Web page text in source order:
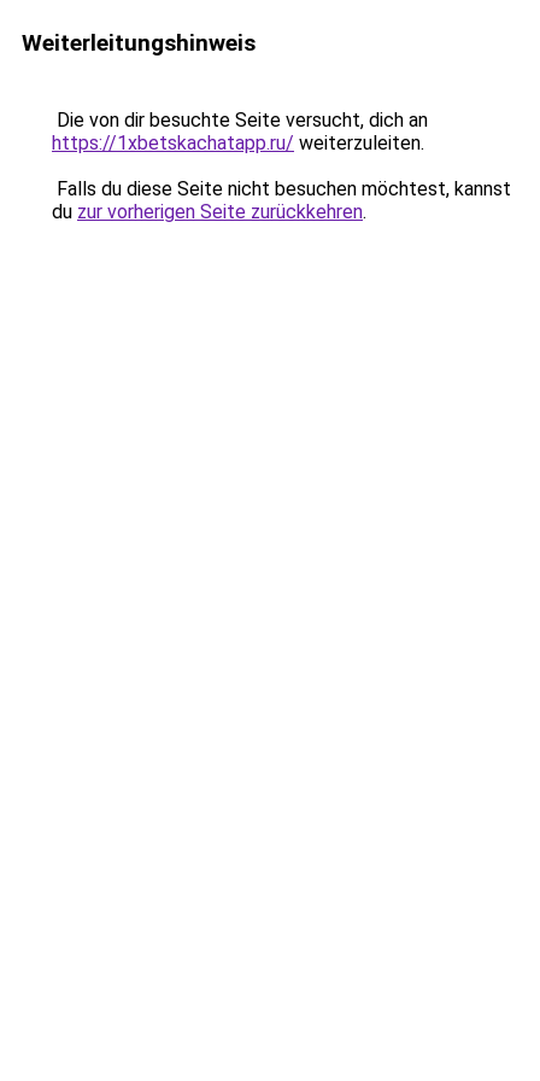
Weiterleitungshinweis
Die von dir besuchte Seite versucht, dich an
https://1xbetskachatapp.ru/ weiterzuleiten.
Falls du diese Seite nicht besuchen möchtest, kannst
du zur vorherigen Seite zurückkehren.